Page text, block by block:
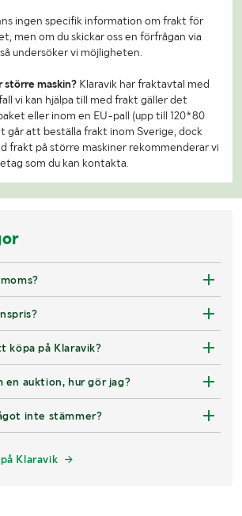
ingen specifik information om frakt för
men om du skickar oss en förfrågan via
undersöker vi möjligheten.
större maskin? Klaravik har fraktavtal med
vi kan hjälpa till med frakt gäller det
eller inom en EU-pall (upp till 120*80
går att beställa frakt inom Sverige, dock
frakt på större maskiner rekommenderar vi
som du kan kontakta.
köpa på Klaravik?
en auktion, hur gör jag?
inte stämmer?
Klaravik